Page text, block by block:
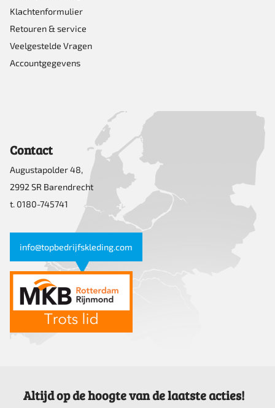
Klachtenformulier
Retouren & service
Veelgestelde Vragen
Accountgegevens
Contact
Augustapolder 48,
2992 SR Barendrecht
t. 0180-745741
info@topbedrijfskleding.com
Altijd op de hoogte van de laatste acties!